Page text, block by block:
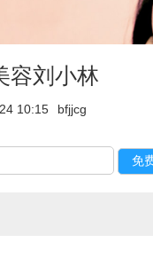
容刘小林
10:15 bfjjcg